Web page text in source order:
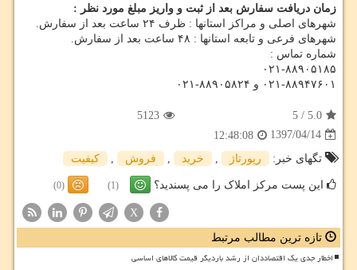
زمان دریافت سفارش بعد از ثبت و واریز مبلغ مورد نظر :
شهرهای اصلی و مراکز استانها : ظرف ۲۴ ساعت بعد از سفارش.
شهرهای فرعی و تابعه استانها : ۴۸ ساعت بعد از سفارش.
شماره تماس :
۰۲۱-۸۸۹۰۵۱۸۵
۰۲۱-۸۸۹۴۷۶۰۱ و ۸۸۹۰۵۸۲۴-۰۲۱
5.0
/
5
5123
1397/04/14
12:48:08
تگهای خبر:
رپورتاژ , خرید , فروش , كیفیت
این پست مرکز املاک را می پسندید؟ (1)
(0)
X
تازه ترین مطالب مرتبط
اخطار جدی یک اقتصاددان از رشد باردیگر قیمت کالاهای اساسی